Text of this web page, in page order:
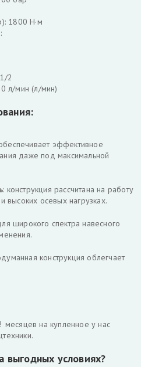
1800 Н·м
2
л/мин (л/мин)
эффективное
даже под максимальной
: конструкция рассчитана на работу
высоких осевых нагрузках.
широкого спектра навесного
конструкция облегчает
месяцев на купленное у нас
выгодных условиях?